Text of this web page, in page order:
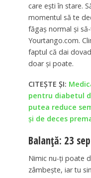
care ești în stare.
momentul să te
făgaș normal și
Yourtango.com.
faptul că dai
doar și poate.
CITEȘTE ȘI:
pentru diabetul
putea reduce
și de deces
Balanță: 23
Nimic nu-ți poate
zâmbește, iar tu